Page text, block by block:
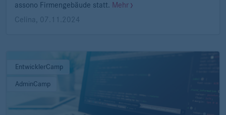
assono Firmengebäude statt. Mehr
Celina
07.11.2024
EntwicklerCamp
AdminCamp